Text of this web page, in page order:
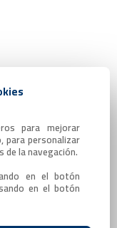
para mejorar
personalizar
de la navegación.
en el botón
en el botón